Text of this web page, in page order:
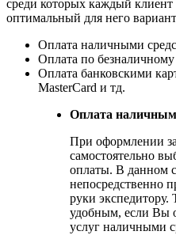
среди которых каждый
оптимальный для него
Оплата наличными
Оплата по безналичному
Оплата банковскими
MasterCard и тд.
Оплата
При оформлении
самостоятельно
оплаты. В данном
непосредственно
руки экспедитору.
удобным, если Вы
услуг наличными